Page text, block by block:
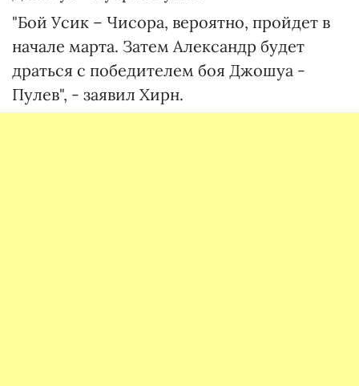
"Бой Усик – Чисора, вероятно, пройдет в
начале марта. Затем Александр будет
драться с победителем боя Джошуа -
Пулев", - заявил Хирн.